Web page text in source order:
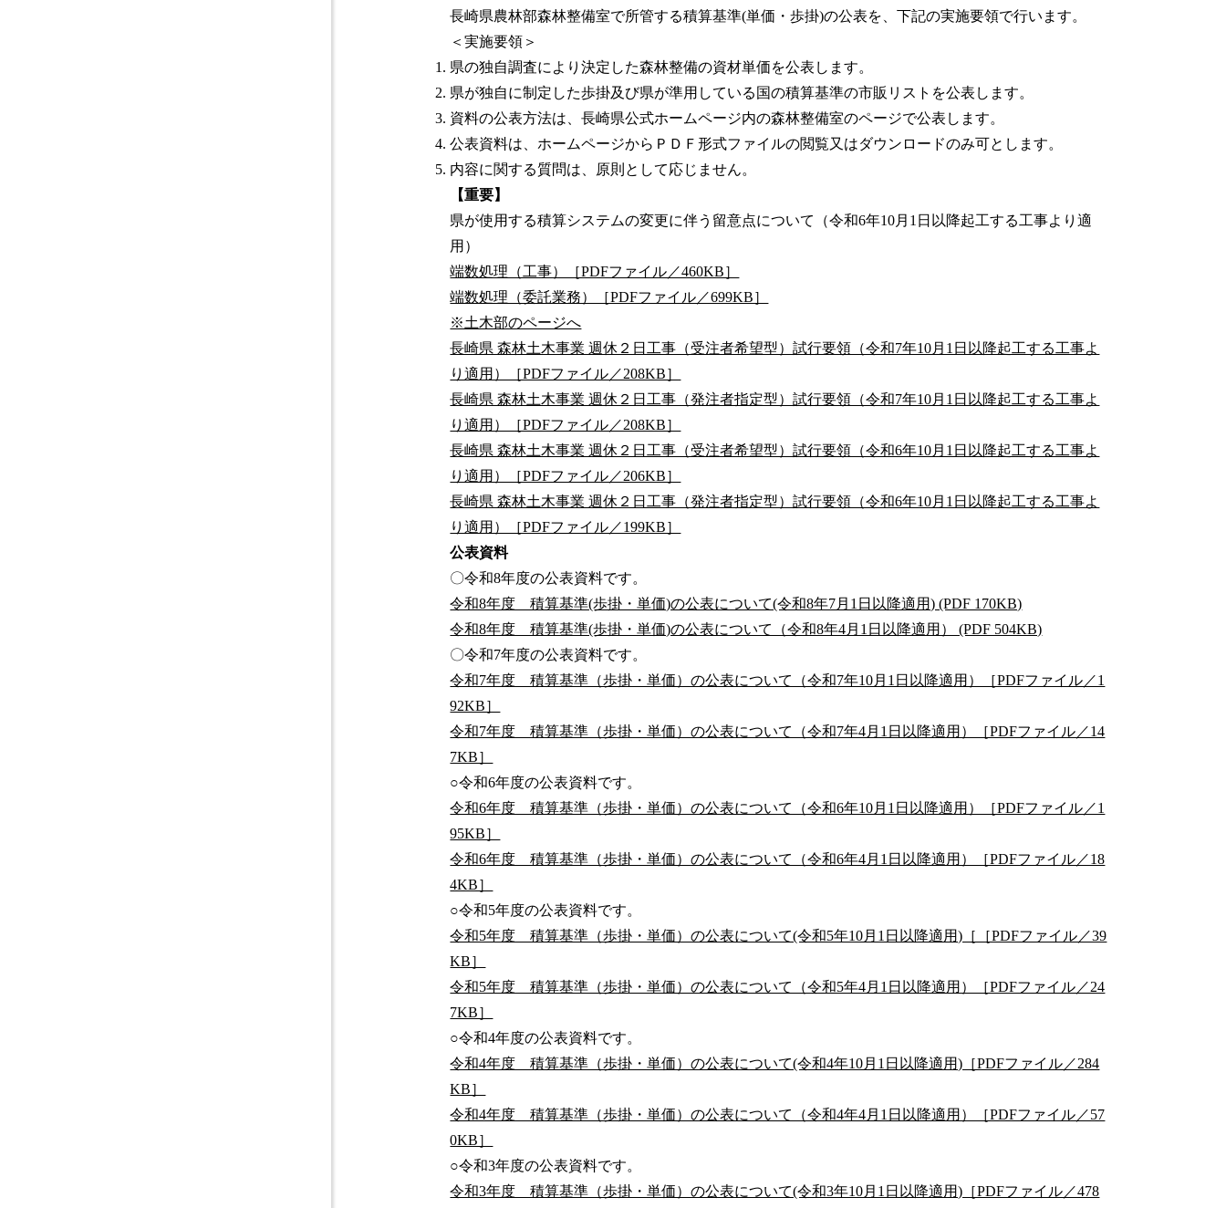
長崎県農林部森林整備室で所管する積算基準(単価・歩掛)の公表を、下記の実施要領で行います。
＜実施要領＞
県の独自調査により決定した森林整備の資材単価を公表します。
県が独自に制定した歩掛及び県が準用している国の積算基準の市販リストを公表します。
資料の公表方法は、長崎県公式ホームページ内の森林整備室のページで公表します。
公表資料は、ホームページからＰＤＦ形式ファイルの閲覧又はダウンロードのみ可とします。
内容に関する質問は、原則として応じません。
【重要】
県が使用する積算システムの変更に伴う留意点について（令和6年10月1日以降起工する工事より適
用）
端数処理（工事）［PDFファイル／460KB］
端数処理（委託業務）［PDFファイル／699KB］
※土木部のページへ
長崎県 森林土木事業 週休２日工事（受注者希望型）試行要領（令和7年10月1日以降起工する工事よ
り適用）［PDFファイル／208KB］
長崎県 森林土木事業 週休２日工事（発注者指定型）試行要領（令和7年10月1日以降起工する工事よ
り適用）［PDFファイル／208KB］
長崎県 森林土木事業 週休２日工事（受注者希望型）試行要領（令和6年10月1日以降起工する工事よ
り適用）［PDFファイル／206KB］
長崎県 森林土木事業 週休２日工事（発注者指定型）試行要領（令和6年10月1日以降起工する工事よ
り適用）［PDFファイル／199KB］
公表資料
〇令和8年度の公表資料です。
令和8年度 積算基準(歩掛・単価)の公表について(令和8年7月1日以降適用) (PDF 170KB)
令和8年度 積算基準(歩掛・単価)の公表について（令和8年4月1日以降適用） (PDF 504KB)
〇令和7年度の公表資料です。
令和7年度 積算基準（歩掛・単価）の公表について（令和7年10月1日以降適用）［PDFファイル／1
92KB］
令和7年度 積算基準（歩掛・単価）の公表について（令和7年4月1日以降適用）［PDFファイル／14
7KB］
○令和6年度の公表資料です。
令和6年度 積算基準（歩掛・単価）の公表について（令和6年10月1日以降適用）［PDFファイル／1
95KB］
令和6年度 積算基準（歩掛・単価）の公表について（令和6年4月1日以降適用）［PDFファイル／18
4KB］
○令和5年度の公表資料です。
令和5年度 積算基準（歩掛・単価）の公表について(令和5年10月1日以降適用)［［PDFファイル／39
KB］
令和5年度 積算基準（歩掛・単価）の公表について（令和5年4月1日以降適用）［PDFファイル／24
7KB］
○令和4年度の公表資料です。
令和4年度 積算基準（歩掛・単価）の公表について(令和4年10月1日以降適用)［PDFファイル／284
KB］
令和4年度 積算基準（歩掛・単価）の公表について（令和4年4月1日以降適用）［PDFファイル／57
0KB］
○令和3年度の公表資料です。
令和3年度 積算基準（歩掛・単価）の公表について(令和3年10月1日以降適用)［PDFファイル／478